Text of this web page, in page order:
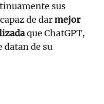
sus
de darmejor
que ChatGPT,
datan de su